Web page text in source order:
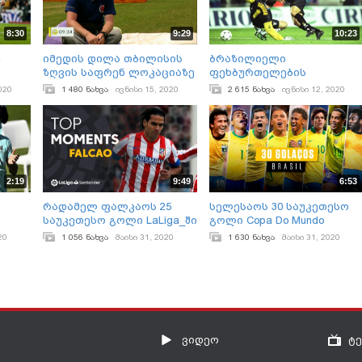
8:30 9:29
იმედის დილა თბილისის
ზღვის საფრენ ლოკაციაზე
Georgian Paragliding
1 480 ნახვა ივნისი 15, 2020
10:23
ბრაზილიელი
ფეხბურთელების
საუკეთესო მანევრები და
გატანამდე
2 615 ნახვა ივნისი 12, 2020
2:19 9:49
რადამელ ფალკაოს 25
საუკეთესო გოლი LaLiga_ში
1 056 ნახვა მაისი 31, 2020
6:53
სელესაოს 30 საუკეთესო
გოლი Copa Do Mundo
1 630 ნახვა მაისი 31, 2020
ვიდეო